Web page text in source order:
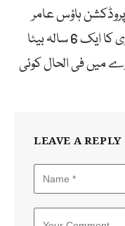
ہاؤس عامر
خان فلمز میں ہی کام کر رہی ہیں۔ گوری کا ایک 6 سالہ بیٹا
میں فی الحال کوئی
LEAVE A REPLY